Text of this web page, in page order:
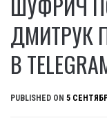
ДМИТРУК
В
PUBLISHED ON 5